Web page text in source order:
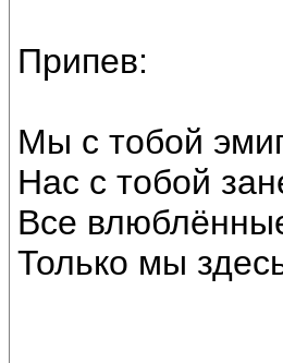
Припев:
Мы с тобой
Нас с тобой
Все
Только мы